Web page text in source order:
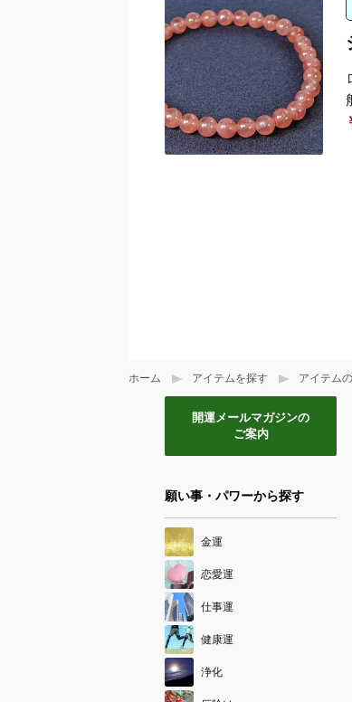
ホーム アイテムを探す アイテム
開運メールマガジンの
ご案内
願い事・パワーから探す
金運
恋愛運
仕事運
健康運
浄化